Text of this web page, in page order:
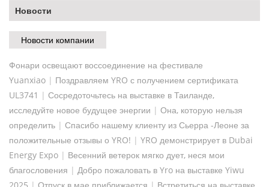
Новости
Новости компании
Фонари освещают воссоединение на фестивале
Yuanxiao | Поздравляем YRO с получением сертификата
UL3741 | Сосредоточьтесь на выставке в Таиланде,
исследуйте новое будущее энергии | Она, которую нельзя
определить | Спасибо нашему клиенту из Сьерра -Леоне за
положительные отзывы о YRO! | YRO демонстрирует в Dubai
Energy Expo | Весенний ветерок мягко дует, неся мои
благословения | Добро пожаловать в Yro на выставке Yiwu
2025 | Отпуск в мае приближается | Встретиться на выставке